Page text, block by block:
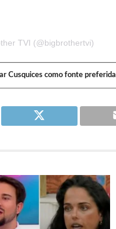
TVI (@bigbrothertvi)
Cusquices como fonte preferida